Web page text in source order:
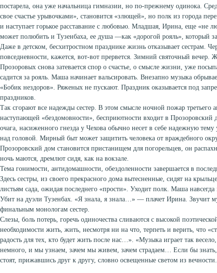
постарела, она уже начальница гимназии, но по-прежнему одинока.
свое счастье урывочками», становится «злющей», но полк из города
и наступает горькое расставание с любовью. Младшая, Ирина, еще «не
может полюбить и Тузенбаха, ее душа —как «дорогой рояль», который
Даже в детском, бесхитростном празднике жизнь отказывает сестрам.
повседневности, кажется, вот-вот прервется. Зимний святочный
Прозоровых снова затевается спор о счастье, о смысле жизни, уже
садится за рояль. Маша начинает вальсировать. Внезапно музыка
«Бобик нездоров». Ряженых не пускают. Праздник оказывается под
праздников.
Так сгорают все надежды сестер. В этом смысле ночной пожар
наступающей «бездомовности», бесприютности входит в
очага, насиженного гнезда у Чехова обычно несет в себе надежную
над головой. Мирный быт может защитить человека от враждебного
Прозоровский дом становится пристанищем для погорельцев, он
ночь маются, дремлют сидя, как на вокзале.
Тема гонимости, антидомашности, обездоленности завершается в
Здесь сестры, из своего прекрасного дома вытесненные, сидят на
листьям сада, ожидая последнего «прости». Уходит полк. Маша
Убит на дуэли Тузенбах. «Я знала, я знала…» — плачет Ирина. Звучит
финальным монологам сестер.
Слезы, боль потерь, горечь одиночества сливаются с высокой
необходимости жить, жить, несмотря ни на что, терпеть и верить, что
радость для тех, кто будет жить после нас…». «Музыка играет так
немного, и мы узнаем, зачем мы живем, зачем страдаем… Если бы
стоят, прижавшись друг к другу, словно освещенные светом из вечности.